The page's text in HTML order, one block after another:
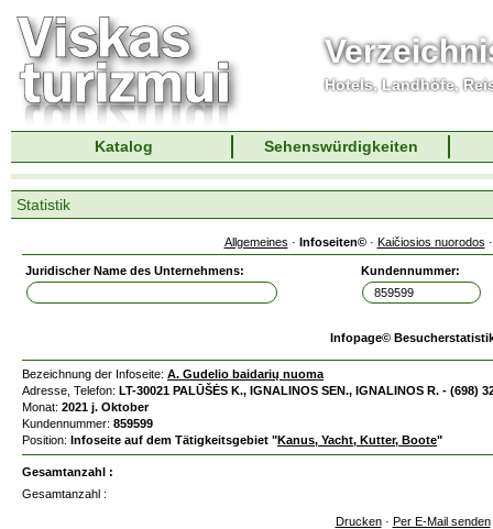
Hotels, Landhöfe,
Katalog Sehenswürdigkeiten
Statistik
Allgemeines · Infoseiten© · Kaičiosios nuorodos
Juridischer Name des Unternehmens: Kundennummer:
Infopage©
Bezeichnung der Infoseite: A. Gudelio baidarių nuoma
Adresse, Telefon: LT-30021 PALŪŠĖS K., IGNALINOS SEN., IGNALINOS R. - (698)
Monat: 2021 j. Oktober
Kundennummer: 859599
Position: Infoseite auf dem Tätigkeitsgebiet "Kanus, Yacht, Kutter, Boote"
Gesamtanzahl :
Gesamtanzahl :
Drucken· Per E-Mail senden